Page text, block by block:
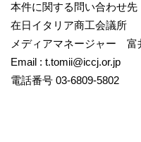
本件に関する問い合わせ先
在日イタリア商工会議所
メディアマネージャー 富
Email : t.tomii@iccj.or.jp
電話番号 03-6809-5802